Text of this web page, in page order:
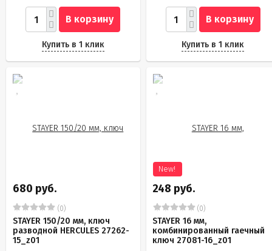
В корзину
Купить в 1 клик
В корзину
Купить в 1 клик
680 руб.
(0)
STAYER 150/20 мм, ключ
разводной HERCULES 27262-
15_z01
248 руб.
New!
(0)
STAYER 16 мм,
комбинированный гаечный
ключ 27081-16_z01